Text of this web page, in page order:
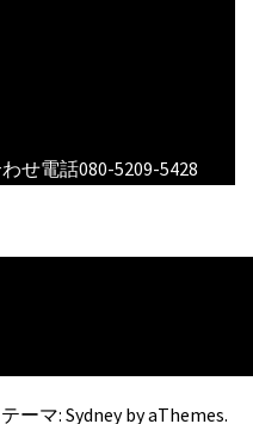
せ電話080-5209-5428
テーマ: Sydneyby aThemes.